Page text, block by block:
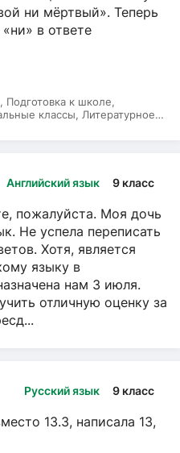
ни мёртвый». Теперь
в ответе
Подготовка к школе,
классы, Литературное
Английский язык 9 класс
пожалуйста. Моя дочь
Не успела переписать
Хотя, является
языку в
нам 3 июля.
отличную оценку за
Русский язык 9 класс
13.3, написала 13,